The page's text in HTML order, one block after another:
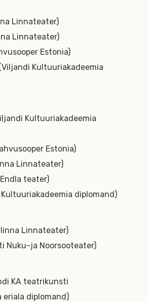
Linnateater)
Linnateater)
Estonia)
Kultuuriakadeemia
Kultuuriakadeemia
Estonia)
Linnateater)
teater)
diplomand)
Linnateater)
Nuku-ja Noorsooteater)
KA teatrikunsti
diplomand)